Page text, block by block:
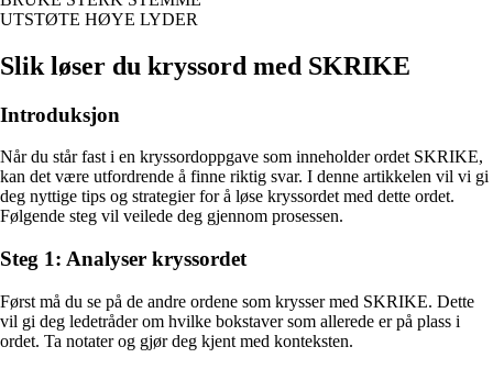
UTSTØTE HØYE LYDER
Slik løser du kryssord med SKRIKE
Introduksjon
Når du står fast i en kryssordoppgave som inneholder ordet SKRIKE,
kan det være utfordrende å finne riktig svar. I denne artikkelen vil vi gi
deg nyttige tips og strategier for å løse kryssordet med dette ordet.
Følgende steg vil veilede deg gjennom prosessen.
Steg 1: Analyser kryssordet
Først må du se på de andre ordene som krysser med SKRIKE. Dette
vil gi deg ledetråder om hvilke bokstaver som allerede er på plass i
ordet. Ta notater og gjør deg kjent med konteksten.